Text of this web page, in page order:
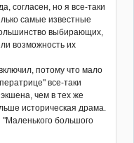
согласен, но я все-таки
самые известные
выбирающих,
возможность их
потому что мало
все-таки
чем в тех же
историческая драма.
большого